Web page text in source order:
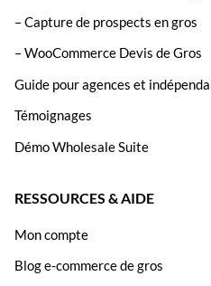
– Capture de prospects en gros
– WooCommerce Devis de Gros
Guide pour agences et
Témoignages
Démo Wholesale Suite
RESSOURCES & AIDE
Mon compte
Blog e-commerce de gros